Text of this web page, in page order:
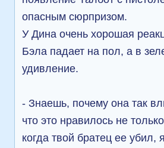
опасным сюрпризом.
У Дина очень хорошая
Бэла падает на пол, а в
удивление.
- Знаешь, почему она так
что это нравилось не
когда твой братец ее убил,